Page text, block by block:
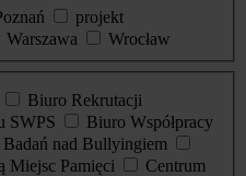
projekt
Warszawa
Wrocław
Biuro Rekrutacji
SWPS
Biuro Współpracy
Badań nad Bullyingiem
Miejsc Pamięci
Centrum